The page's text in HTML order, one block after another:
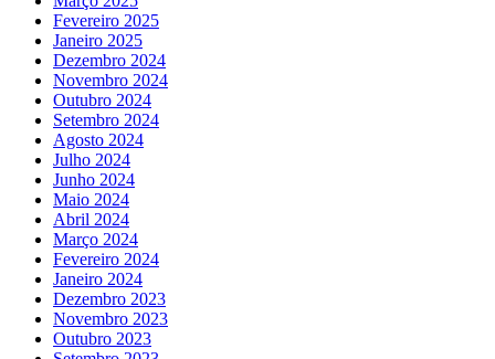
Fevereiro 2025
Janeiro 2025
Dezembro 2024
Novembro 2024
Outubro 2024
Setembro 2024
Agosto 2024
Julho 2024
Junho 2024
Maio 2024
Abril 2024
Março 2024
Fevereiro 2024
Janeiro 2024
Dezembro 2023
Novembro 2023
Outubro 2023